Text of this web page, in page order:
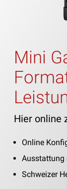
Mini
Hier online
Online
Ausstattung
Schweizer